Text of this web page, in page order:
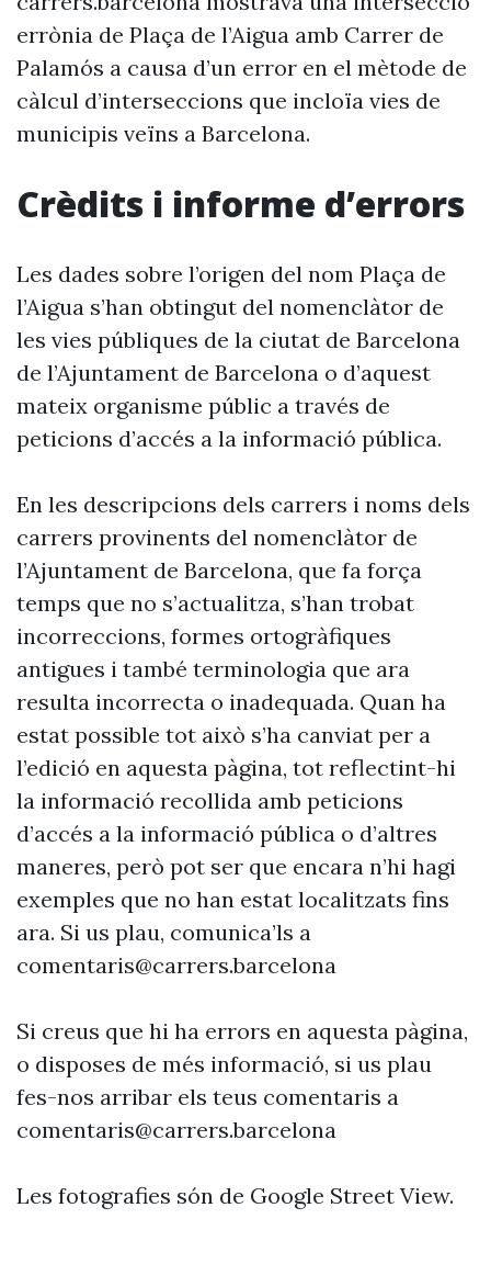
errònia de Plaça de l’Aigua amb Carrer de
Palamós a causa d’un error en el mètode de
càlcul d’interseccions que incloïa vies de
municipis veïns a Barcelona.
Crèdits i informe d’errors
Les dades sobre l’origen del nom Plaça de
l’Aigua s’han obtingut del nomenclàtor de
les vies públiques de la ciutat de Barcelona
de l’Ajuntament de Barcelona o d’aquest
mateix organisme públic a través de
peticions d’accés a la informació pública.
En les descripcions dels carrers i noms dels
carrers provinents del nomenclàtor de
l’Ajuntament de Barcelona, que fa força
temps que no s’actualitza, s’han trobat
incorreccions, formes ortogràfiques
antigues i també terminologia que ara
resulta incorrecta o inadequada. Quan ha
estat possible tot això s’ha canviat per a
l’edició en aquesta pàgina, tot reflectint-hi
la informació recollida amb peticions
d’accés a la informació pública o d’altres
maneres, però pot ser que encara n’hi hagi
exemples que no han estat localitzats fins
ara. Si us plau, comunica’ls a
comentaris@carrers.barcelona
Si creus que hi ha errors en aquesta pàgina,
o disposes de més informació, si us plau
fes-nos arribar els teus comentaris a
comentaris@carrers.barcelona
Les fotografies són de Google Street View.